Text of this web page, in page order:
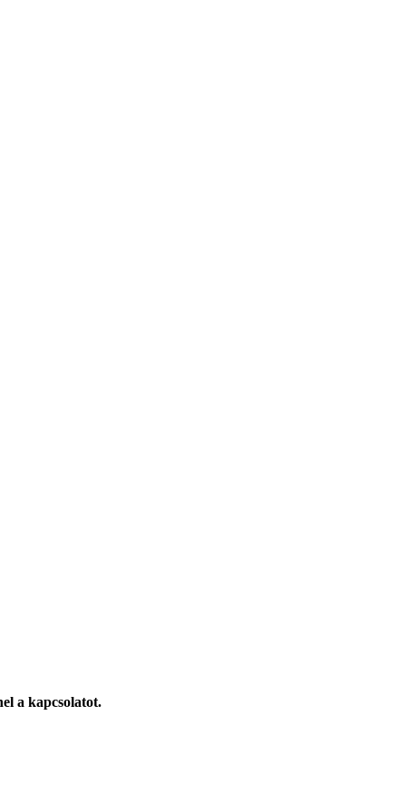
a kapcsolatot.